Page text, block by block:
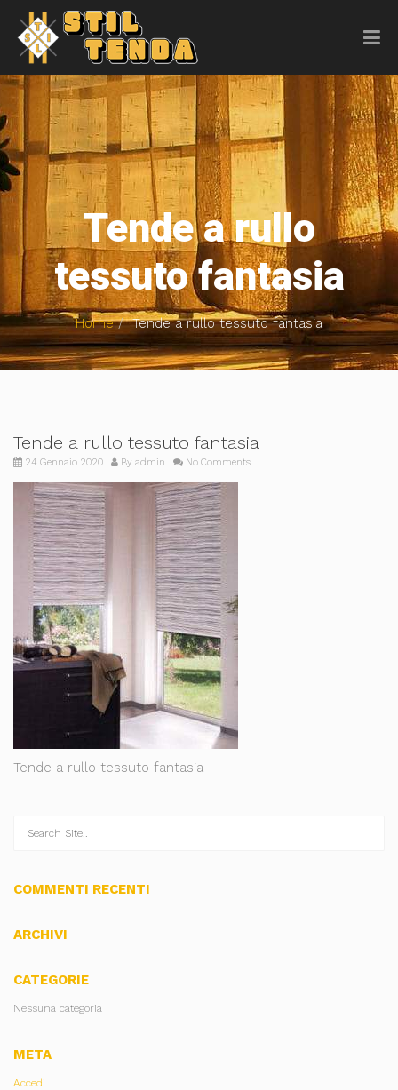
Tende a rullo
tessuto fantasia
Home Tende a rullo tessuto fantasia
Tende a rullo tessuto fantasia
24 Gennaio 2020 By admin No Comments
Tende a rullo tessuto fantasia
COMMENTI RECENTI
ARCHIVI
CATEGORIE
Nessuna categoria
META
Accedi